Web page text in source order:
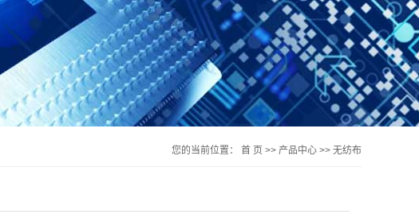
您的当前位置： 首 页 >> 产品中心 >> 无纺布